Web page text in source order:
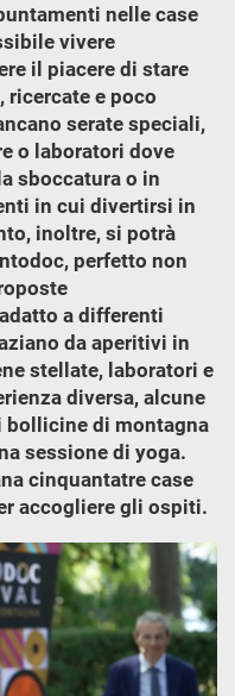
nelle case
vivere
il piacere di stare
ricercate e poco
serate speciali,
o laboratori dove
sboccatura o in
in cui divertirsi in
inoltre, si potrà
perfetto non
a differenti
da aperitivi in
stellate, laboratori e
diversa, alcune
bollicine di montagna
sessione di yoga.
cinquantatre case
accogliere gli ospiti.